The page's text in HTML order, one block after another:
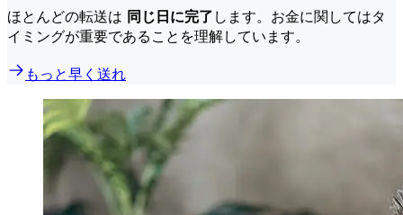
ほとんどの転送は 同じ日に完了 します。お金に関してはタ
イミングが重要であることを理解しています。
もっと早く送れ